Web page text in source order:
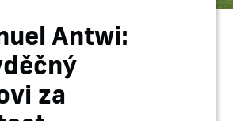
Antwi:
za